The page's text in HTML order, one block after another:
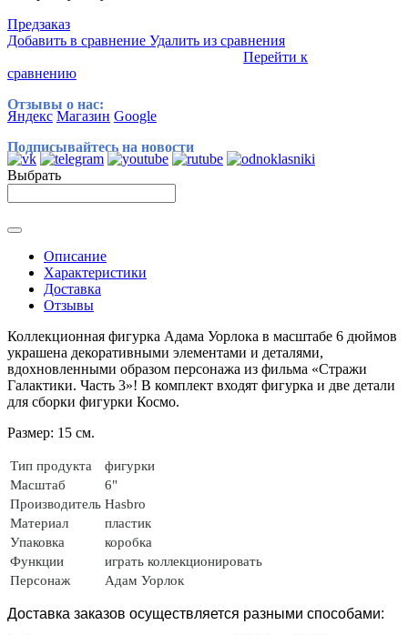
Предзаказ
Добавить в сравнение Удалить из сравнения
Перейти к
сравнению
Отзывы о нас:
Яндекс Магазин Google
Подписывайтесь на новости
Выбрать
Описание
Характеристики
Доставка
Отзывы
Коллекционная фигурка Адама Уорлока в масштабе 6 дюймов
украшена декоративными элементами и деталями,
вдохновленными образом персонажа из фильма «Стражи
Галактики. Часть 3»! В комплект входят фигурка и две детали
для сборки фигурки Космо.
Размер: 15 см.
Тип продукта
фигурки
Масштаб
6"
Производитель Hasbro
Материал
пластик
Упаковка
коробка
Функции
играть коллекционировать
Персонаж
Адам Уорлок
Доставка заказов осуществляется разными способами: